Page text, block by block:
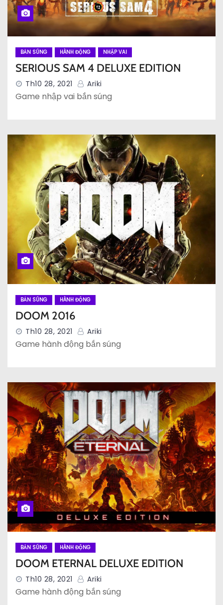
BẮN SÚNG HÀNH ĐỘNG NHẬP VAI
SERIOUS SAM 4 DELUXE EDITION
Th10 28, 2021 Ariki
Game nhập vai bắn súng
BẮN SÚNG HÀNH ĐỘNG
DOOM 2016
Th10 28, 2021 Ariki
Game hành động bắn súng
BẮN SÚNG HÀNH ĐỘNG
DOOM ETERNAL DELUXE EDITION
Th10 28, 2021 Ariki
Game hành động bắn súng